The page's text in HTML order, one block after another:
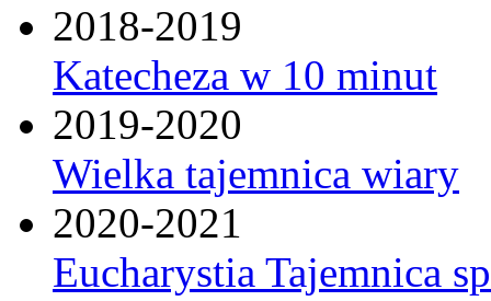
2018-2019
Katecheza w 10 minut
2019-2020
Wielka tajemnica wiary
2020-2021
Eucharystia Tajemnica